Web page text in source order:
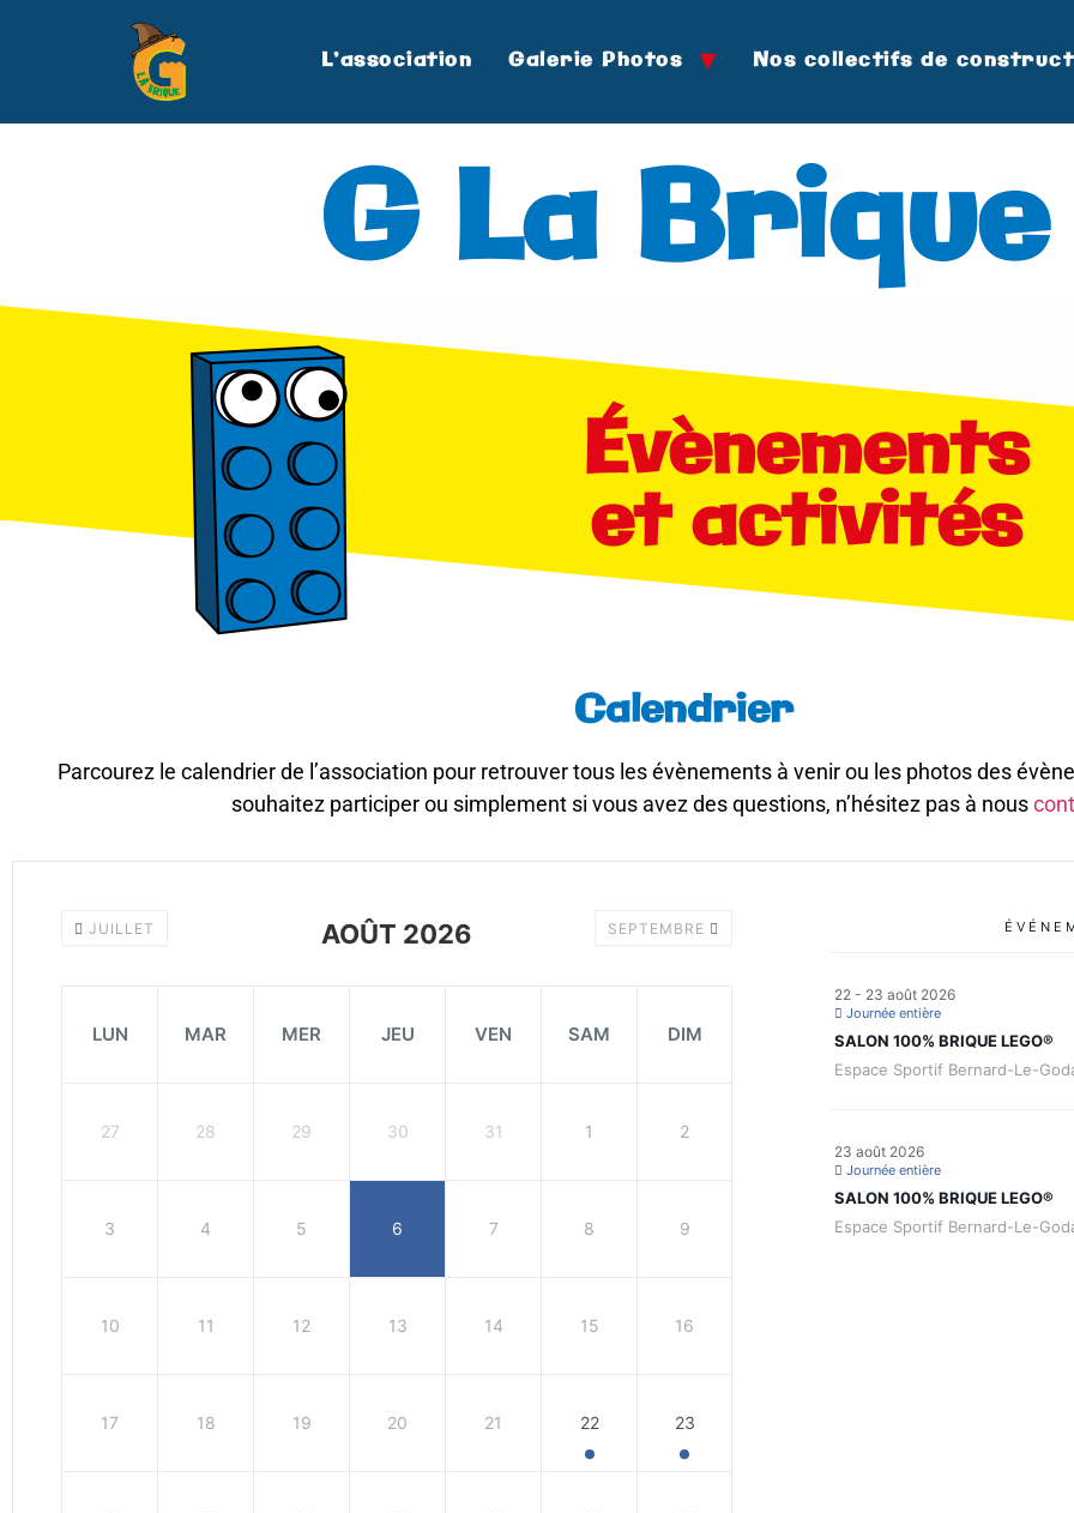
L’association Galerie Photos Nos collectifs de
G La Brique
Évènements
et activités
Calendrier
Parcourez le calendrier de l’association pour retrouver tous les évènements à venir ou les photos des
souhaitez participer ou simplement si vous avez des questions, n’hésitez pas à nous
JUILLET AOÛT 2026 SEPTEMBRE
LUN MAR MER JEU VEN SAM DIM
27 28 29 30 31 1 2
3 4 5 6 7 8 9
10 11 12 13 14 15 16
17 18 19 20 21 22 23
22 - 23 août 2026
Journée entière
SALON 100% BRIQUE LEGO®
Espace Sportif Bernard-Le-
23 août 2026
Journée entière
SALON 100% BRIQUE LEGO®
Espace Sportif Bernard-Le-